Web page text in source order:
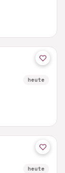
heute
heute